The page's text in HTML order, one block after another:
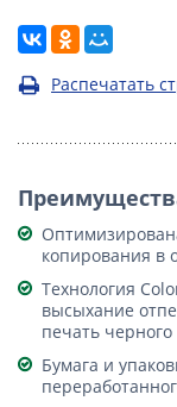
Распечатать
копирования в
Технология
высыхание
печать
Бумага и